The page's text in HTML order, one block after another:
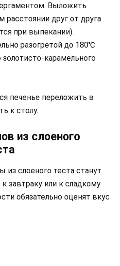
Выложить
расстоянии друг от друга
при выпекании).
разогретой до 180℃
карамельного
печенье переложить в
к столу.
из слоеного
из слоеного теста станут
завтраку или к сладкому
обязательно оценят вкус